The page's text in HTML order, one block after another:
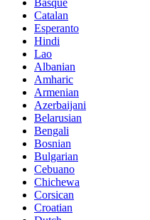
Basque
Catalan
Esperanto
Hindi
Lao
Albanian
Amharic
Armenian
Azerbaijani
Belarusian
Bengali
Bosnian
Bulgarian
Cebuano
Chichewa
Corsican
Croatian